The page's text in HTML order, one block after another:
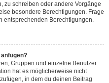
zu schreiben oder andere Vorgänge
besondere Berechtigungen. Frage
entsprechenden Berechtigungen.
Gruppen und einzelne Benutzer
hat es möglicherweise nicht
in dem du deinen Beitrag